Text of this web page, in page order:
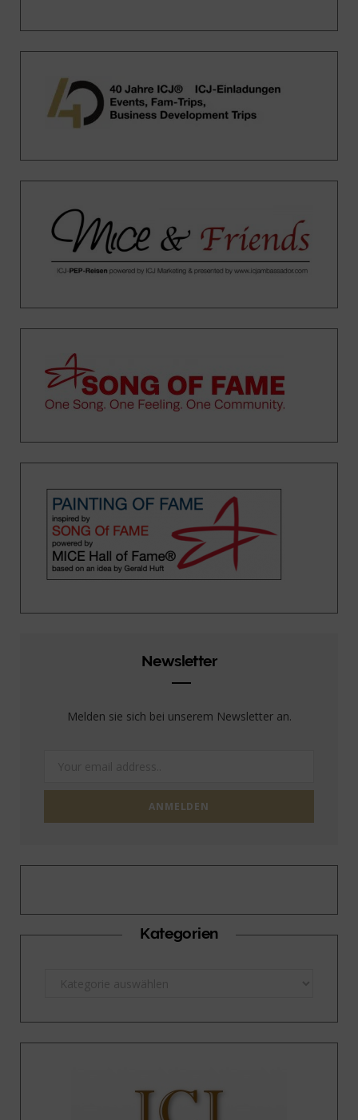
Newsletter
Melden sie sich bei unserem Newsletter an.
Kategorien